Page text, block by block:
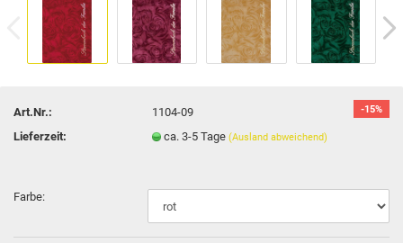
-15%
Art.Nr.:
1104-09
Lieferzeit:
ca. 3-5 Tage(Ausland abweichend)
Farbe: